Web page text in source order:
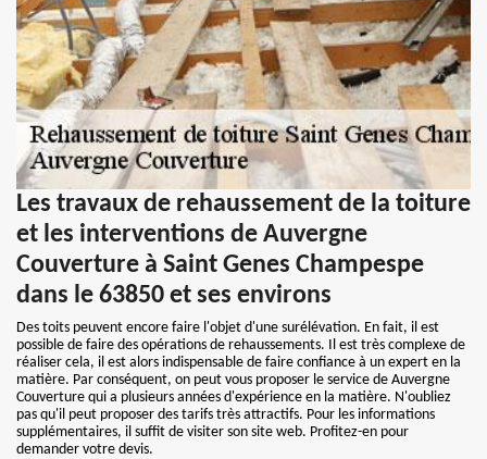
Les travaux de rehaussement de la toiture
et les interventions de Auvergne
Couverture à Saint Genes Champespe
dans le 63850 et ses environs
Des toits peuvent encore faire l'objet d'une surélévation. En fait, il est
possible de faire des opérations de rehaussements. Il est très complexe de
réaliser cela, il est alors indispensable de faire confiance à un expert en la
matière. Par conséquent, on peut vous proposer le service de Auvergne
Couverture qui a plusieurs années d'expérience en la matière. N'oubliez
pas qu'il peut proposer des tarifs très attractifs. Pour les informations
supplémentaires, il suffit de visiter son site web. Profitez-en pour
demander votre devis.